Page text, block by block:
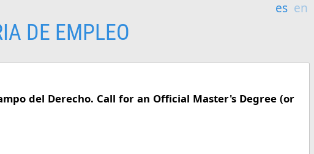
es en
DE EMPLEO
del Derecho. Call for an Official Master's Degree (or